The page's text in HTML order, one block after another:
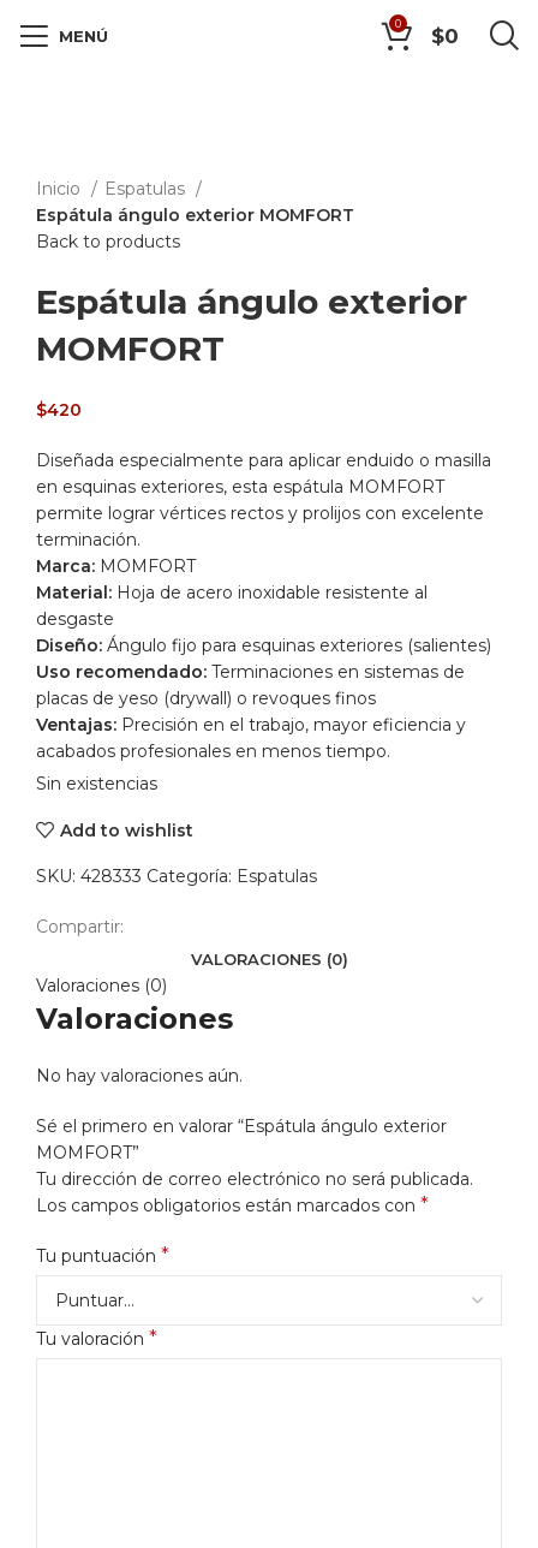
MENÚ
0 $0
Inicio
Espatulas
Espátula ángulo exterior MOMFORT
Back to products
Espátula ángulo exterior
MOMFORT
$420
Diseñada especialmente para aplicar enduido o masilla
en esquinas exteriores, esta espátula MOMFORT
permite lograr vértices rectos y prolijos con excelente
terminación.
Marca: MOMFORT
Material: Hoja de acero inoxidable resistente al
desgaste
Diseño: Ángulo fijo para esquinas exteriores (salientes)
Uso recomendado: Terminaciones en sistemas de
placas de yeso (drywall) o revoques finos
Ventajas: Precisión en el trabajo, mayor eficiencia y
acabados profesionales en menos tiempo.
Sin existencias
Add to wishlist
SKU: 428333 Categoría: Espatulas
Compartir:
VALORACIONES (0)
Valoraciones (0)
Valoraciones
No hay valoraciones aún.
Sé el primero en valorar “Espátula ángulo exterior
MOMFORT”
Tu dirección de correo electrónico no será publicada.
Los campos obligatorios están marcados con *
Tu puntuación *
Tu valoración *